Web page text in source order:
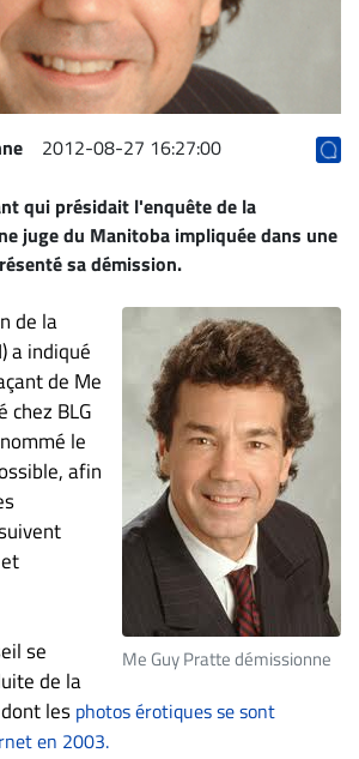
2012-08-27 16:27:00
qui présidait l'enquête de la
juge du Manitoba impliquée dans une
sa démission.
Me Guy Pratte démissionne
de la
a indiqué
de Me
chez BLG
le
afin
se
de la
les photos érotiques se sont
en 2003.